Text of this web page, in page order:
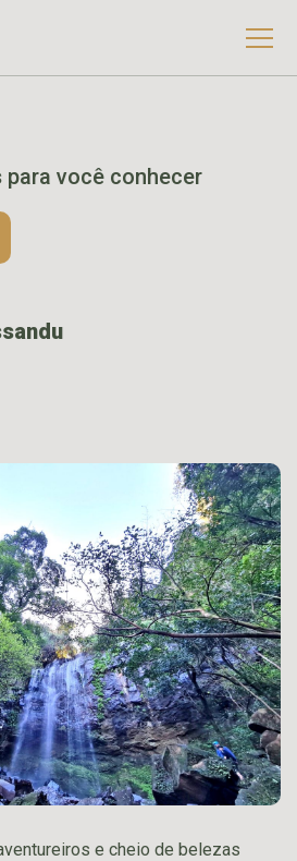
para você conhecer
e cheio de belezas